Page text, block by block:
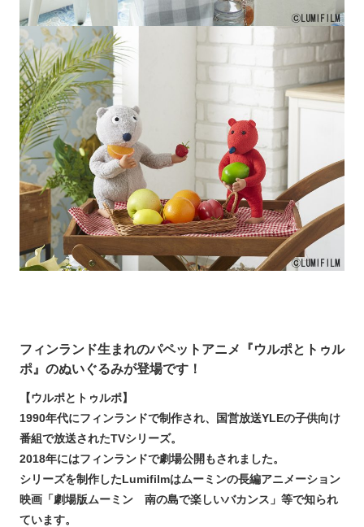
フィンランド生まれのパペットアニメ『ウルポとトゥル
ポ』のぬいぐるみが登場です！
【ウルポとトゥルポ】
1990年代にフィンランドで制作され、国営放送YLEの子供向け
番組で放送されたTVシリーズ。
2018年にはフィンランドで劇場公開もされました。
シリーズを制作したLumifilmはムーミンの長編アニメーション
映画「劇場版ムーミン 南の島で楽しいバカンス」等で知られ
ています。